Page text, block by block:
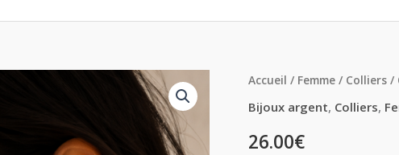
Accueil / Femme / Colliers /
Bijoux argent, Colliers,
26.00€